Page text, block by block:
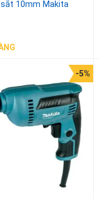
sắt 10mm Makita
-5%